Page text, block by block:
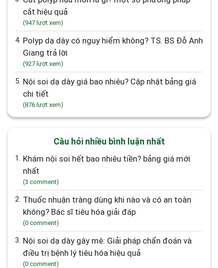
cắt hiệu quả
(947 lượt xem)
4. Polyp dạ dày có nguy hiểm không? TS. BS Đỗ Anh
Giang trả lời
(927 lượt xem)
5. Nội soi dạ dày giá bao nhiêu? Cập nhật bảng giá
chi tiết
(876 lượt xem)
Câu hỏi nhiều bình luận nhất
1.
Khám nội soi hết bao nhiêu tiền? bảng giá mới
nhất
(3 comment)
2. Thuốc nhuận tràng dùng khi nào và có an toàn
không? Bác sĩ tiêu hóa giải đáp
(0 comment)
3. Nội soi dạ dày gây mê: Giải pháp chẩn đoán và
điều trị bệnh lý tiêu hóa hiệu quả
(0 comment)